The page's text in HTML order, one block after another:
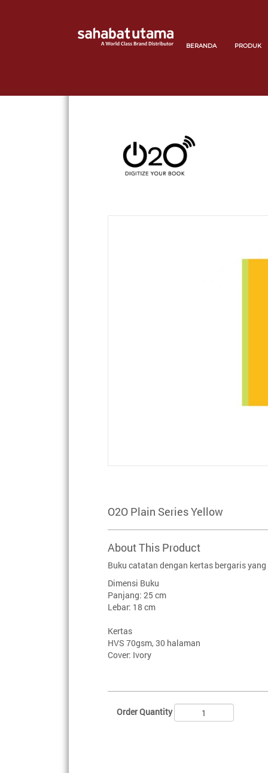
BERANDA PRODUK
O2O Plain Series Yellow
About This Product
Buku catatan dengan kertas bergaris
Dimensi Buku
Panjang: 25 cm
Lebar: 18 cm
Kertas
HVS 70gsm, 30 halaman
Cover: Ivory
Order Quantity